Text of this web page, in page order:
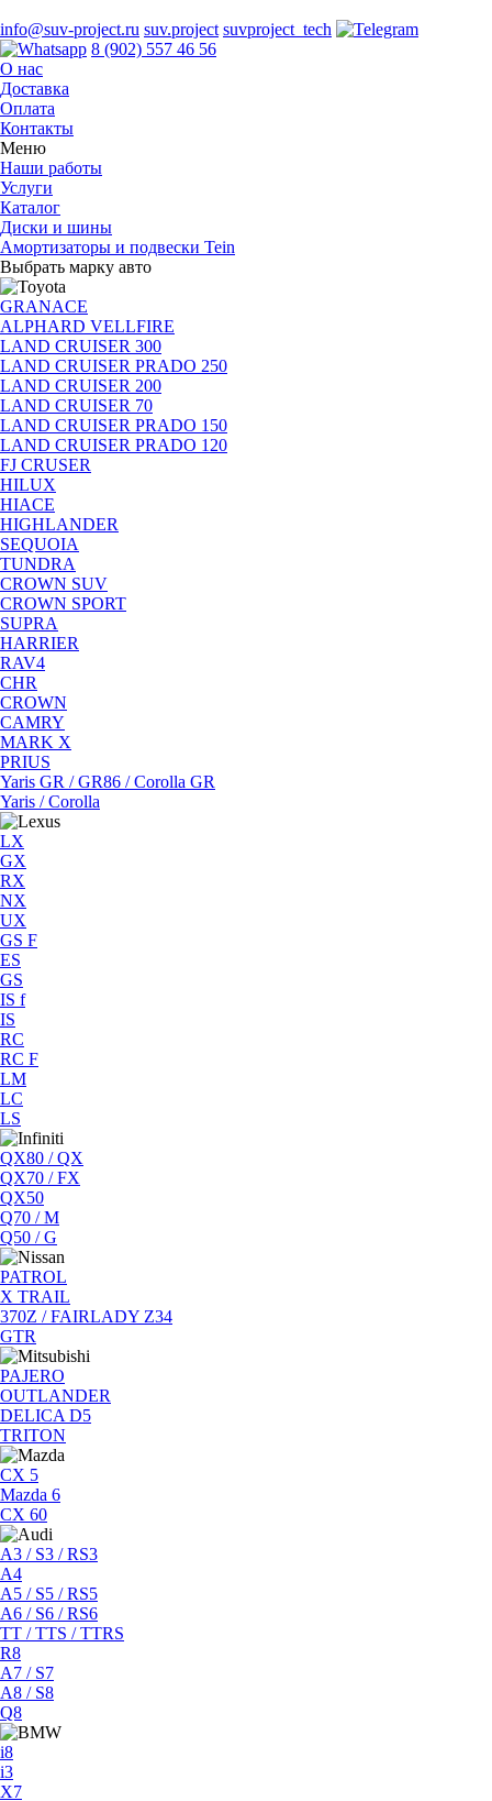
info@suv-project.ru suv.project suvproject_tech
8 (902) 557 46 56
О нас
Доставка
Оплата
Контакты
Меню
Наши работы
Услуги
Каталог
Диски и шины
Амортизаторы и подвески Tein
Выбрать марку авто
GRANACE
ALPHARD VELLFIRE
LAND CRUISER 300
LAND CRUISER PRADO 250
LAND CRUISER 200
LAND CRUISER 70
LAND CRUISER PRADO 150
LAND CRUISER PRADO 120
FJ CRUSER
HILUX
HIACE
HIGHLANDER
SEQUOIA
TUNDRA
CROWN SUV
CROWN SPORT
SUPRA
HARRIER
RAV4
CHR
CROWN
CAMRY
MARK X
PRIUS
Yaris GR / GR86 / Corolla GR
Yaris / Corolla
LX
GX
RX
NX
UX
GS F
ES
GS
IS f
IS
RC
RC F
LM
LC
LS
QX80 / QX
QX70 / FX
QX50
Q70 / M
Q50 / G
PATROL
X TRAIL
370Z / FAIRLADY Z34
GTR
PAJERO
OUTLANDER
DELICA D5
TRITON
CX 5
Mazda 6
CX 60
A3 / S3 / RS3
A4
A5 / S5 / RS5
A6 / S6 / RS6
TT / TTS / TTRS
R8
A7 / S7
A8 / S8
Q8
i8
i3
X7